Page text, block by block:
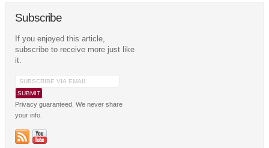
Subscribe
If you enjoyed this article,
subscribe to receive more just like
it.
Privacy guaranteed. We never share
your info.